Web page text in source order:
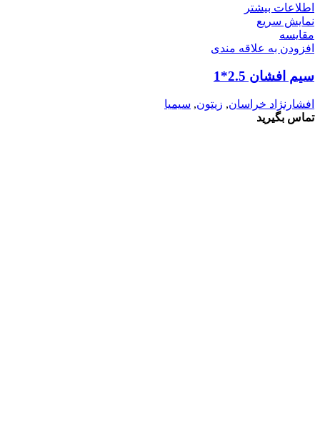
اطلاعات بیشتر
نمایش سریع
مقايسه
افزودن به علاقه مندی
سیم افشان 2.5*1
افشارنژاد خراسان, زیتون, سیمیا
تماس بگیرید